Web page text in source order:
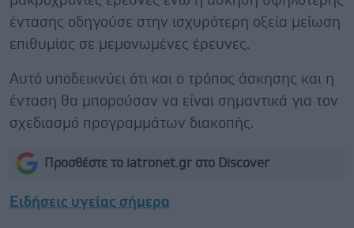
έντασης οδηγούσε στην ισχυρότερη οξεία μείωση
επιθυμίας σε μεμονωμένες έρευνες.
Αυτό υποδεικνύει ότι και ο τρόπος άσκησης και η
ένταση θα μπορούσαν να είναι σημαντικά για τον
σχεδιασμό προγραμμάτων διακοπής.
Προσθέστε το iatronet.gr στο Discover
Ειδήσεις υγείας σήμερα